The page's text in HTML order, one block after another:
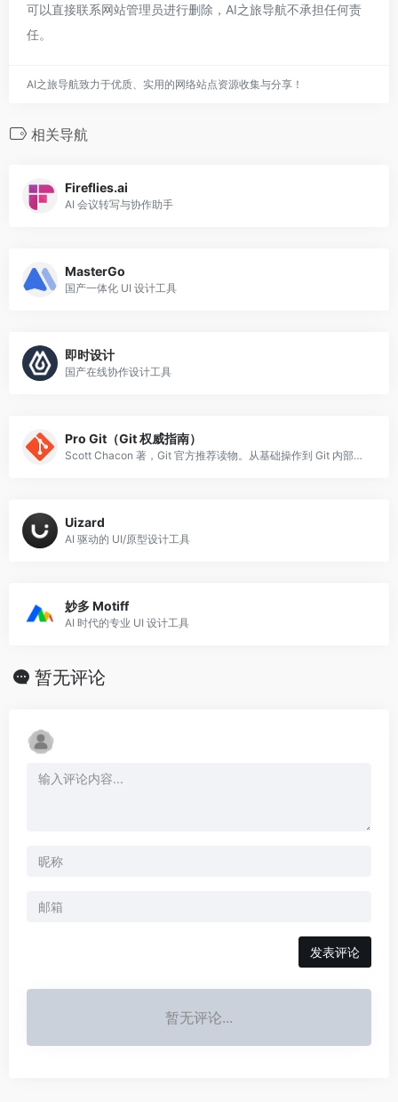
可以直接联系网站管理员进行删除，AI之旅导航不承担任何责
任。
AI之旅导航致力于优质、实用的网络站点资源收集与分享！
相关导航
Fireflies.ai
AI 会议转写与协作助手
MasterGo
国产一体化 UI 设计工具
即时设计
国产在线协作设计工具
Pro Git（Git 权威指南）
Scott Chacon 著，Git 官方推荐读物。从基础操作到 Git 内部原理，免费开源。
Uizard
AI 驱动的 UI/原型设计工具
妙多 Motiff
AI 时代的专业 UI 设计工具
暂无评论
发表评论
暂无评论...